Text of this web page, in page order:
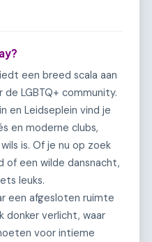
een breed scala aan
LGBTQ+ community.
en Leidseplein vind je
en moderne clubs,
is. Of je nu op zoek
of een wilde dansnacht,
leuks.
een afgesloten ruimte
donker verlicht, waar
voor intieme